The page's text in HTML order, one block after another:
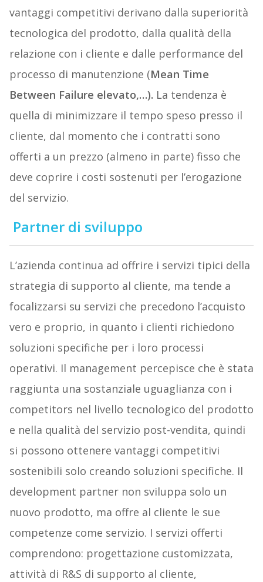
vantaggi competitivi derivano dalla superiorità
tecnologica del prodotto, dalla qualità della
relazione con i cliente e dalle performance del
processo di manutenzione (Mean Time
Between Failure elevato,…). La tendenza è
quella di minimizzare il tempo speso presso il
cliente, dal momento che i contratti sono
offerti a un prezzo (almeno in parte) fisso che
deve coprire i costi sostenuti per l’erogazione
del servizio.
Partner di sviluppo
L’azienda continua ad offrire i servizi tipici della
strategia di supporto al cliente, ma tende a
focalizzarsi su servizi che precedono l’acquisto
vero e proprio, in quanto i clienti richiedono
soluzioni specifiche per i loro processi
operativi. Il management percepisce che è stata
raggiunta una sostanziale uguaglianza con i
competitors nel livello tecnologico del prodotto
e nella qualità del servizio post-vendita, quindi
si possono ottenere vantaggi competitivi
sostenibili solo creando soluzioni specifiche. Il
development partner non sviluppa solo un
nuovo prodotto, ma offre al cliente le sue
competenze come servizio. I servizi offerti
comprendono: progettazione customizzata,
attività di R&S di supporto al cliente,